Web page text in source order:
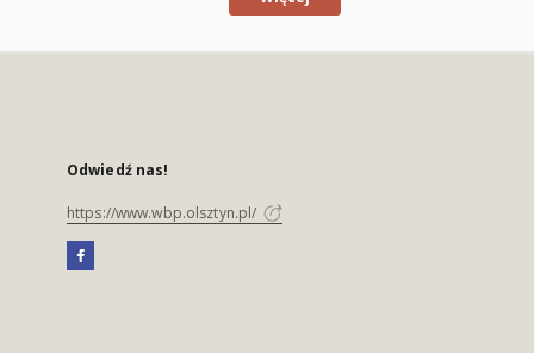
Odwiedź nas!
https://www.wbp.olsztyn.pl/